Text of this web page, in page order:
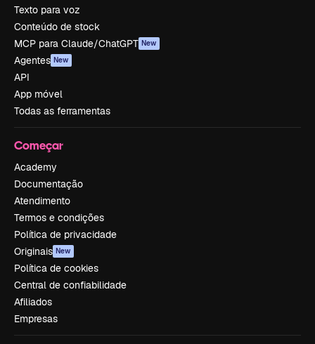
Texto para voz
Conteúdo de stock
MCP para Claude/ChatGPT New
Agentes New
API
App móvel
Todas as ferramentas
Começar
Academy
Documentação
Atendimento
Termos e condições
Política de privacidade
Originais New
Política de cookies
Central de confiabilidade
Afiliados
Empresas